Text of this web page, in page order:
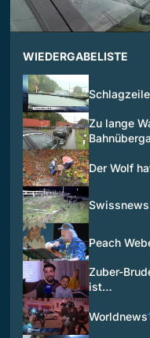
WIEDERGABELISTE
Zu lange
Der Wolf
Swissnews
Peach
Zuber-
ist…
Worldnews